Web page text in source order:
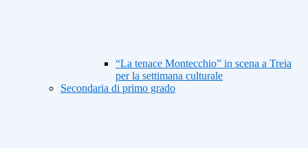
“La tenace Montecchio” in scena a Treia
per la settimana culturale
Secondaria di primo grado